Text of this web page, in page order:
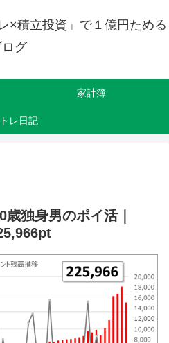
×積立投資」で１億円ためる
ログ
家計簿
レ日記
歳独身男のポイ活｜